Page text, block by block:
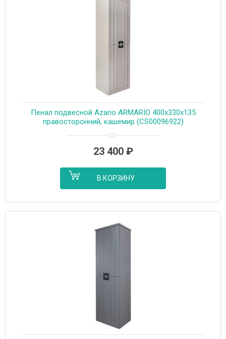
Пенал подвесной Azario ARMARIO 400х330х135
правосторонний, кашемир (CS00096922)
23 400 ₽
В КОРЗИНУ